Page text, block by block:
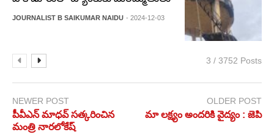
JOURNALIST B SAIKUMAR NAIDU - 2024-12-03
3 / 3752 Posts
NEWER POST
పీవీఎన్ మాధవ్ సత్కరించిన
మంత్రి నారలోకేష్
OLDER POST
మా లక్ష్యం అందరికి వైద్యం : జెపి